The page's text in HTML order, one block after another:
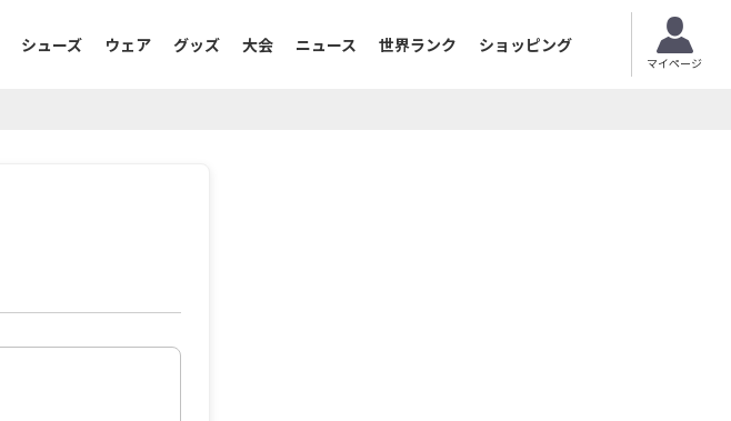
シューズ ウェア グッズ 大会 ニュース 世界ランク ショッピング
マイページ